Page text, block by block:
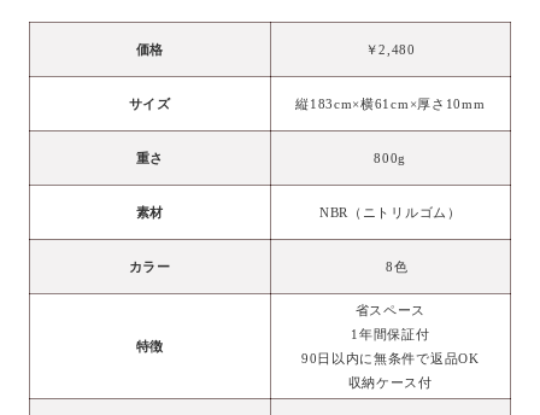
価格 ￥2,480
サイズ 縦183cm×横61cm×厚さ10mm
重さ 800g
素材 NBR（ニトリルゴム）
カラー 8色
特徴
省スペース
1年間保証付
90日以内に無条件で返品OK
収納ケース付